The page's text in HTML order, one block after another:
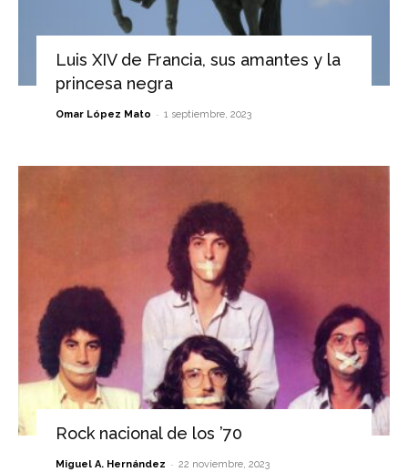
Luis XIV de Francia, sus amantes y la
princesa negra
Omar López Mato - 1 septiembre, 2023
Rock nacional de los ’70
Miguel A. Hernández - 22 noviembre, 2023